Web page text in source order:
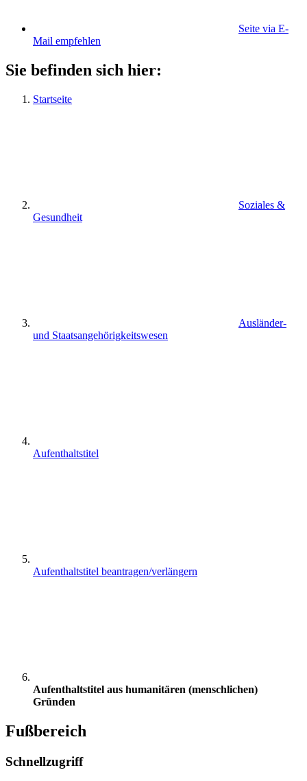
Seite via E-
Mail empfehlen
Sie befinden sich hier:
Startseite
Soziales &
Gesundheit
Ausländer-
und Staatsangehörigkeitswesen
Aufenthaltstitel
Aufenthaltstitel beantragen/verlängern
Aufenthaltstitel aus humanitären (menschlichen)
Gründen
Fußbereich
Schnellzugriff